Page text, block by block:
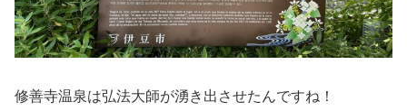
修善寺温泉は弘法大師が湧き出させたんですね！